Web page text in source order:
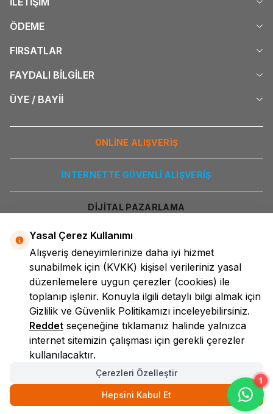
1
ÖDEME
FIRSATLAR
FAYDALI BİLGİLER
ÜYE / BAYİİ
ONLİNE ALIŞVERİŞ
İNTERNETTE GÜVENLİ ALIŞVERİŞ
DİJİTAL PAZARLAMA
LokmanAVM
Yasal Çerez Kullanımı
Alışveriş deneyimlerinize daha iyi hizmet
sunabilmek için (KVKK) kişisel verileriniz yasal
düzenlemelere uygun çerezler (cookies) ile
toplanıp işlenir. Konuyla ilgili detaylı bilgi almak için
Gizlilik ve Güvenlik Politikamızı inceleyebilirsiniz.
Reddet seçeneğine tıklamanız halinde yalnızca
internet sitemizin çalışması için gerekli çerezler
kullanılacaktır.
Çerezleri Özelleştir
Hepsini Kabul Et